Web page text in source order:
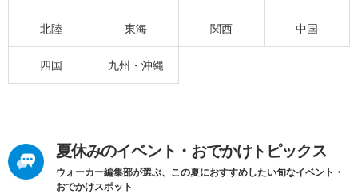
北陸 東海 関西 中国
四国 九州・沖縄
夏休みのイベント・おでかけトピックス
ウォーカー編集部が選ぶ、この夏におすすめしたい旬なイベント・
おでかけスポット